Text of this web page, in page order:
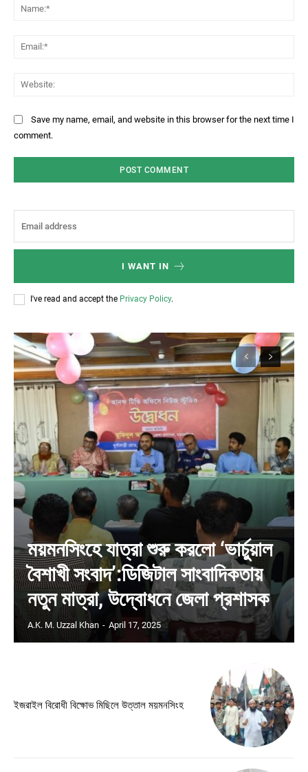
Save my name, email, and website in this browser for the next time I
comment.
I WANT IN
I've read and accept the Privacy Policy.
ময়মনসিংহে যাত্রা শুরু করলো ‘ভার্চুয়াল
বৈশাখী সংবাদ’:ডিজিটাল সাংবাদিকতায়
নতুন মাত্রা, উদ্বোধনে জেলা প্রশাসক
A.K. M. Uzzal Khan - April 17, 2025
ইজরাইল বিরোধী বিক্ষোভ মিছিলে উত্তাল ময়মনসিংহ